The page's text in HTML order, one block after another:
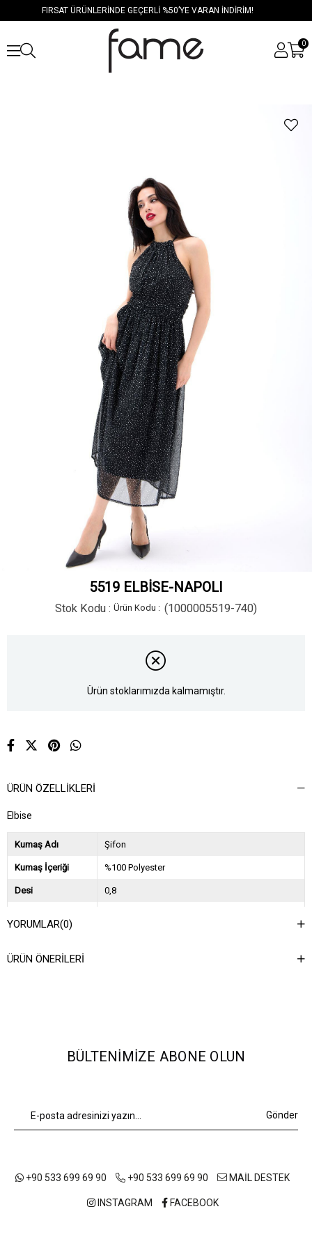
FIRSAT ÜRÜNLERİNDE GEÇERLİ %50’YE VARAN İNDİRİM!
0
5519 ELBİSE-NAPOLI
Stok Kodu (1000005519-740)
Ürün stoklarımızda kalmamıştır.
ÜRÜN ÖZELLIKLERI
Elbise
Kumaş Adı Şifon
Kumaş İçeriği %100 Polyester
Desi 0,8
YORUMLAR(0)
ÜRÜN ÖNERILERI
BÜLTENIMIZE ABONE OLUN
Gönder
+90 533 699 69 90 +90 533 699 69 90 MAİL DESTEK
INSTAGRAM FACEBOOK